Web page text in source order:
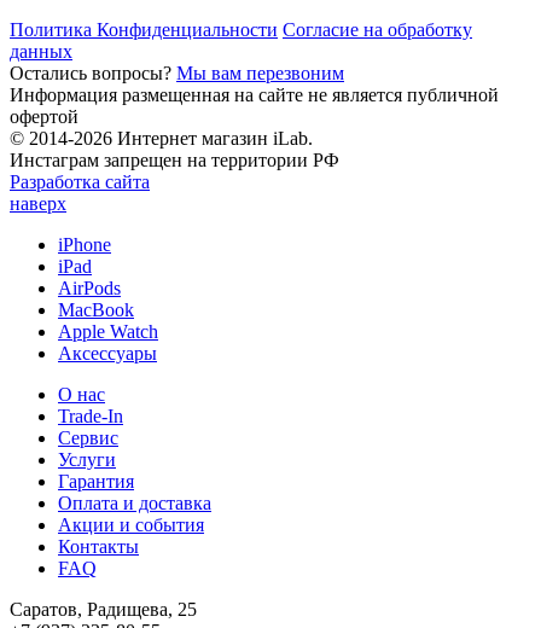
Политика Конфиденциальности Согласие на обработку
данных
Остались вопросы? Мы вам перезвоним
Информация размещенная на сайте не является публичной
офертой
© 2014-2026 Интернет магазин iLab.
Инстаграм запрещен на территории РФ
Разработка сайта
наверх
iPhone
iPad
AirPods
MacBook
Apple Watch
Аксессуары
О нас
Trade-In
Сервис
Услуги
Гарантия
Оплата и доставка
Акции и события
Контакты
FAQ
Саратов, Радищева, 25